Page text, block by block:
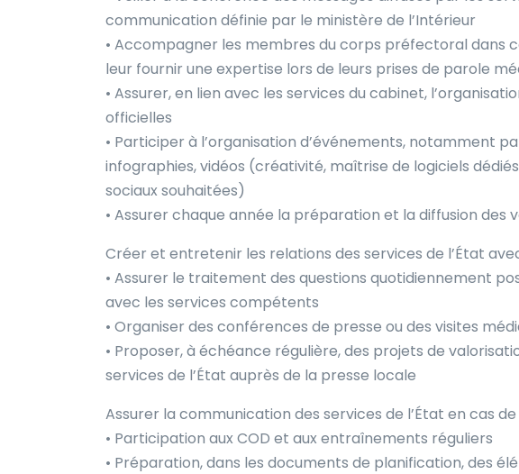
communication définie par le ministère de l’Intérieur
• Accompagner les membres du corps préfectoral dans
leur fournir une expertise lors de leurs prises de parole
• Assurer, en lien avec les services du cabinet,
officielles
• Participer à l’organisation d’événements, notamment
infographies, vidéos (créativité, maîtrise de logiciels
sociaux souhaitées)
• Assurer chaque année la préparation et la diffusion des
Créer et entretenir les relations des services de l’État
• Assurer le traitement des questions quotidiennement
avec les services compétents
• Organiser des conférences de presse ou des visites
• Proposer, à échéance régulière, des projets de
services de l’État auprès de la presse locale
Assurer la communication des services de l’État en cas de
• Participation aux COD et aux entraînements réguliers
• Préparation, dans les documents de planification, des